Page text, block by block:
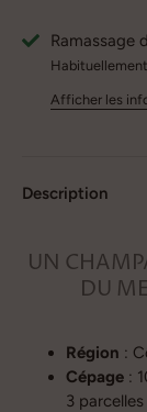
Ramassage
Afficher les
Description
UN
DU
Région :
Cépage :
3